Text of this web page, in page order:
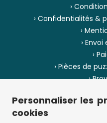
›
› Confidentialités &
›
›
›
› Pièces de
›
›
Personnaliser les
cookies